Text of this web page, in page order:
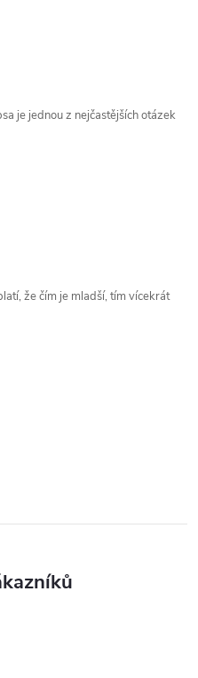
je jednou z nejčastějších otázek
že čím je mladší, tím vícekrát